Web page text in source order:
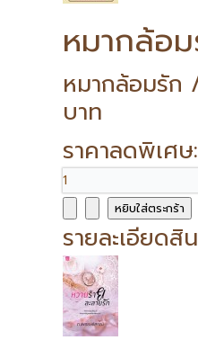
หมากล้อ
หมากล้อมรั
บาท
ราคาลดพิเศ
รายละเอียดสิ